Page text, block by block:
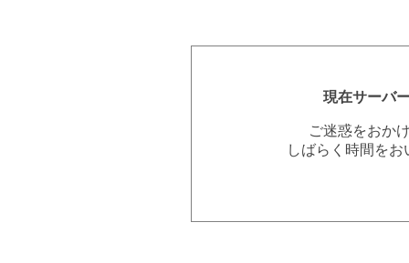
現在サーバ
ご迷惑をおか
しばらく時間を